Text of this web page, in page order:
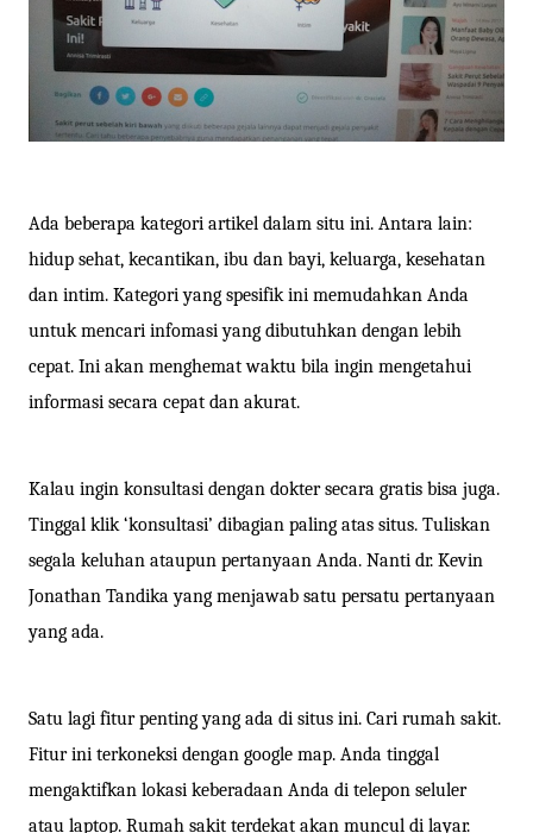
Ada beberapa kategori artikel dalam situ ini. Antara lain:
hidup sehat, kecantikan, ibu dan bayi, keluarga, kesehatan
dan intim. Kategori yang spesifik ini memudahkan Anda
untuk mencari infomasi yang dibutuhkan dengan lebih
cepat. Ini akan menghemat waktu bila ingin mengetahui
informasi secara cepat dan akurat.
Kalau ingin konsultasi dengan dokter secara gratis bisa juga.
Tinggal klik ‘konsultasi’ dibagian paling atas situs. Tuliskan
segala keluhan ataupun pertanyaan Anda. Nanti dr. Kevin
Jonathan Tandika yang menjawab satu persatu pertanyaan
yang ada.
Satu lagi fitur penting yang ada di situs ini. Cari rumah sakit.
Fitur ini terkoneksi dengan google map. Anda tinggal
mengaktifkan lokasi keberadaan Anda di telepon seluler
atau laptop. Rumah sakit terdekat akan muncul di layar.